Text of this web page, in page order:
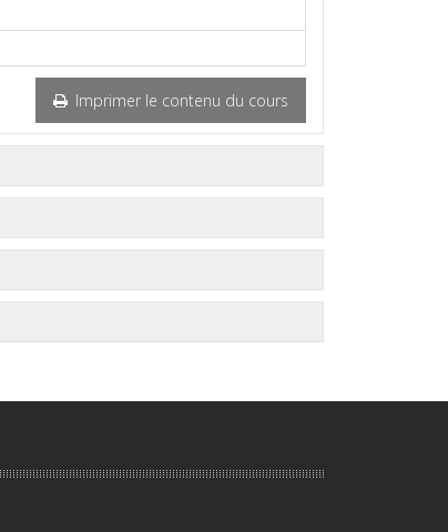
Imprimer le contenu du cours